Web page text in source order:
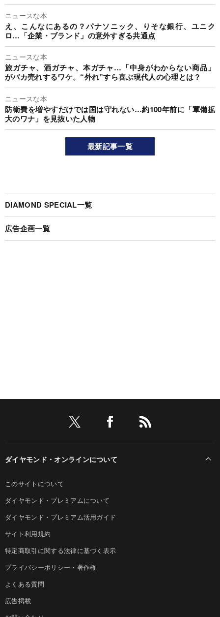
ニュースな本
え、こんなにあるの？パナソニック、りそな銀行、ユニク
ロ…「企業・ブランド」の意外すぎる共通点
ニュースな本
旅ガチャ、酒ガチャ、本ガチャ…「中身がわからない商品」
がバカ売れするワケ。“外れ”すら喜ぶ現代人の心理とは？
ニュースな本
防衛費を増やすだけでは国は守れない…約100年前に「軍備拡
大のワナ」を見抜いた人物
最新記事一覧
DIAMOND SPECIAL一覧
広告企画一覧
ダイヤモンド・オンラインについて
このサイトについて
ダイヤモンド・プレミアムについて
ダイヤモンド・プレミアム活用ガイド
サイト利用規約
特定商取引に関する法律に基づく表示
プライバシーポリシー・著作権
よくある質問
広告掲載